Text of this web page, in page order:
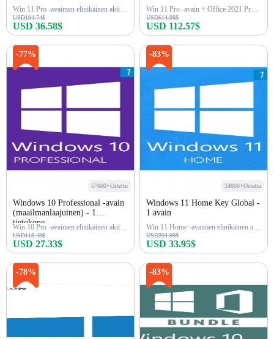
Win 11 Pro -avaimen elinikäinen aktivointi
USD194.74$
USD 36.58$
Win 11 Pro -avain + Office 2021 Pro -avain
USD614.98$
USD 112.57$
-77%
57000+Ostettu
Windows 10 Professional -avain
(maailmanlaajuinen) - 1
tietokone
Win 10 Pro -avaimen elinikäinen aktivointi
USD118.48$
USD 27.33$
-83%
24800+Ostettu
Windows 11 Home Key Global -
1 avain
Win 11 Home -avaimen elinikäinen aktivointi
USD204.99$
USD 33.95$
-78% -83%